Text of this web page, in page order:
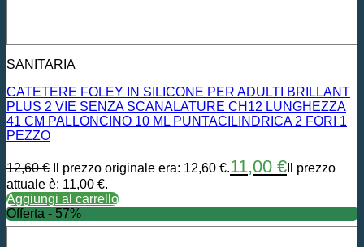
SANITARIA
CATETERE FOLEY IN SILICONE PER ADULTI BRILLANT
PLUS 2 VIE SENZA SCANALATURE CH12 LUNGHEZZA
41 CM PALLONCINO 10 ML PUNTACILINDRICA 2 FORI 1
PEZZO
12,60€ Il prezzo originale era: 12,60 €.11,00 € Il prezzo
attuale è: 11,00 €.
Aggiungi al carrello
Offerta - 57%